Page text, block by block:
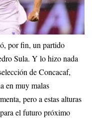
por fin, un partido
Sula. Y lo hizo nada
de Concacaf,
en muy malas
pero a estas alturas
el futuro próximo